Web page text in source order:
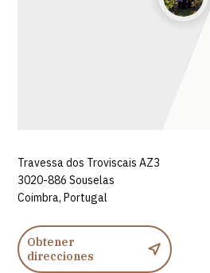
Travessa dos Troviscais AZ3
3020-886 Souselas
Coimbra, Portugal
Obtener
direcciones